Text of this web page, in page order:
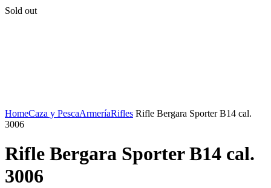
Sold out
HomeCaza y PescaArmeríaRifles Rifle Bergara Sporter B14 cal.
3006
Rifle Bergara Sporter B14 cal.
3006